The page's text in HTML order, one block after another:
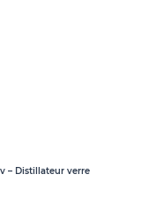
– Distillateur verre